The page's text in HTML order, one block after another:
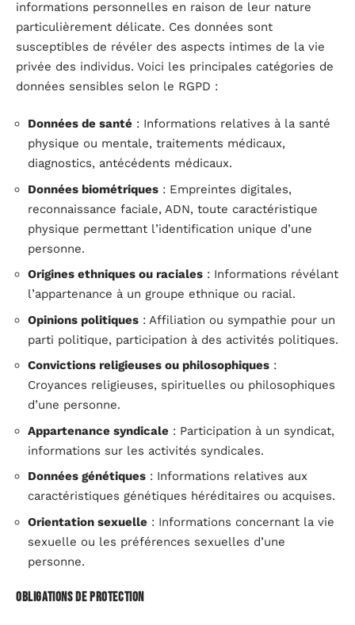
informations personnelles en raison de leur nature
particulièrement délicate. Ces données sont
susceptibles de révéler des aspects intimes de la vie
privée des individus. Voici les principales catégories de
données sensibles selon le RGPD :
Données de santé : Informations relatives à la santé
physique ou mentale, traitements médicaux,
diagnostics, antécédents médicaux.
Données biométriques : Empreintes digitales,
reconnaissance faciale, ADN, toute caractéristique
physique permettant l’identification unique d’une
personne.
Origines ethniques ou raciales : Informations révélant
l’appartenance à un groupe ethnique ou racial.
Opinions politiques : Affiliation ou sympathie pour un
parti politique, participation à des activités politiques.
Convictions religieuses ou philosophiques :
Croyances religieuses, spirituelles ou philosophiques
d’une personne.
Appartenance syndicale : Participation à un syndicat,
informations sur les activités syndicales.
Données génétiques : Informations relatives aux
caractéristiques génétiques héréditaires ou acquises.
Orientation sexuelle : Informations concernant la vie
sexuelle ou les préférences sexuelles d’une
personne.
Obligations de protection